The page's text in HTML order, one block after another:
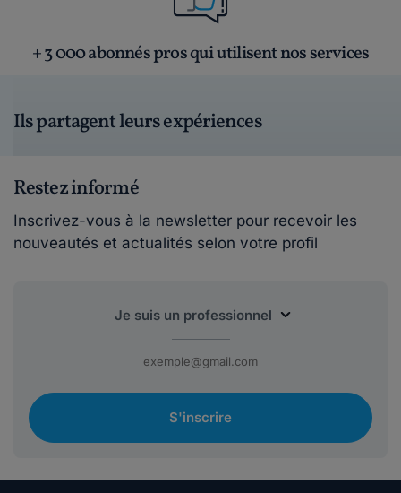
+ 3 000 abonnés pros qui utilisent nos services
Ils partagent leurs expériences
Restez informé
Inscrivez-vous à la newsletter pour recevoir les
nouveautés et actualités selon votre profil
S'inscrire